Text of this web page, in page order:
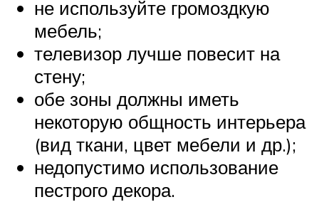
не используйте громоздкую
мебель;
телевизор лучше повесит на
стену;
обе зоны должны иметь
некоторую общность интерьера
(вид ткани, цвет мебели и др.);
недопустимо использование
пестрого декора.